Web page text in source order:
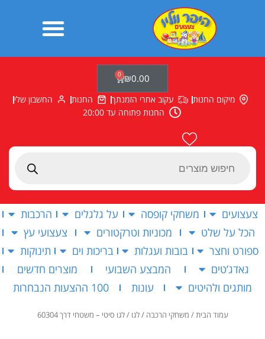
Products
₪0.00
0
עגלת
קניות
מיקום החנות עקוב אחרי הזמנתך החנות
החשבון שלי
החנות פתוחה עד 20:00
צעצועים משחקי קופסה על גלגלים
הרכבות
הכל על שלט
מכוניות וטרקטורים
צעצועי עץ
ספורט וחצר
בובות ועגלות בריכות וים
תינוקות
גאדג’טים
המבצע השבועי
מוצרים חדשים
מותגים ולהיטים
עונות 100 ההצעות הנבחרות
עמוד הבית/ משחקי הרכבה /לגו / לגו סיטי – משטחי דרך 60304